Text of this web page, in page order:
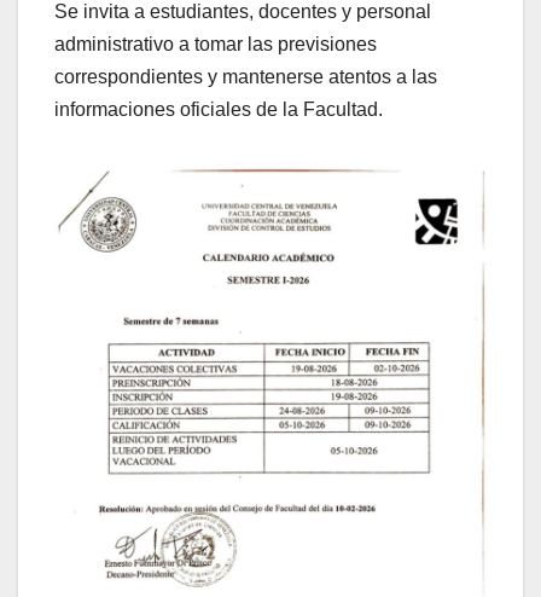
Se invita a estudiantes, docentes y personal
administrativo a tomar las previsiones
correspondientes y mantenerse atentos a las
informaciones oficiales de la Facultad.